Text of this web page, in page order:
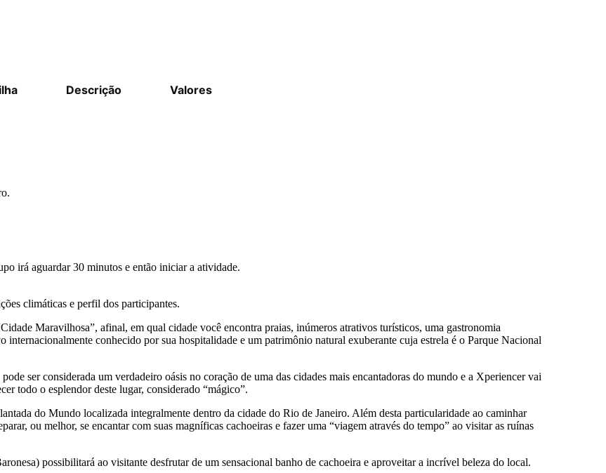
Descrição Valores
irá aguardar 30 minutos e então iniciar a atividade.
climáticas e perfil dos participantes.
Maravilhosa”, afinal, em qual cidade você encontra praias, inúmeros atrativos turísticos, uma gastronomia
conhecido por sua hospitalidade e um patrimônio natural exuberante cuja estrela é o Parque Nacional
ser considerada um verdadeiro oásis no coração de uma das cidades mais encantadoras do mundo e a Xperiencer vai
todo o esplendor deste lugar, considerado “mágico”.
do Mundo localizada integralmente dentro da cidade do Rio de Janeiro. Além desta particularidade ao caminhar
ou melhor, se encantar com suas magníficas cachoeiras e fazer uma “viagem através do tempo” ao visitar as ruínas
possibilitará ao visitante desfrutar de um sensacional banho de cachoeira e aproveitar a incrível beleza do local.